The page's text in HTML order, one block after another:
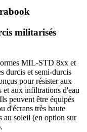
militarisés
MIL-STD 8xx et
durcis et semi-durcis
pour résister aux
et aux infiltrations d'eau
peuvent être équipés
d'écrans très haute
au soleil (en option sur